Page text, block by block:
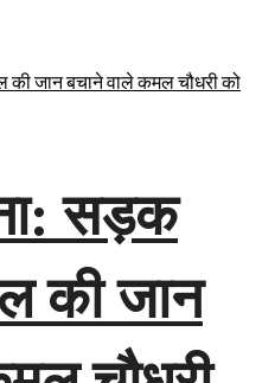
सड़क
की जान